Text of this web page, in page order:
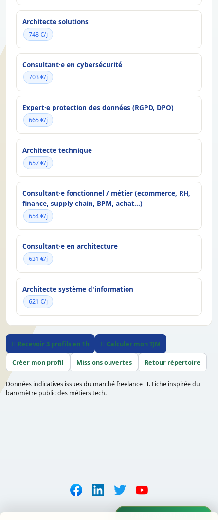
Architecte solutions
748 €/j
Consultant·e en cybersécurité
703 €/j
Expert·e protection des données (RGPD, DPO)
665 €/j
Architecte technique
657 €/j
Consultant·e fonctionnel / métier (ecommerce, RH,
finance, supply chain, BPM, achat...)
654 €/j
Consultant·e en architecture
631 €/j
Architecte système d'information
621 €/j
Recevoir 3 profils en 1h Calculer mon TJM
Créer mon profil Missions ouvertes Retour répertoire
Données indicatives issues du marché freelance IT. Fiche inspirée du
baromètre public des métiers tech.
Parler avec Maya